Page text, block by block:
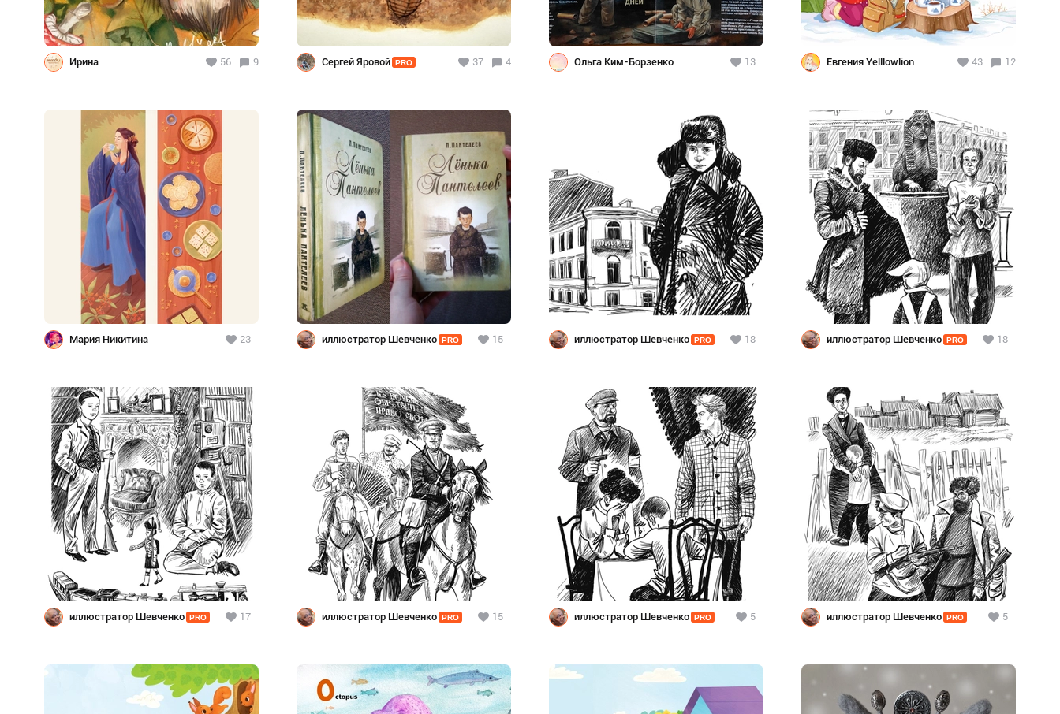
Ирина 56 9 Сергей Яровой PRO 37 4 Ольга Ким-Борзенко 13 Евгения Yelllowlion 43 12
Мария Никитина 23 иллюстратор Шевченко PRO 15 иллюстратор Шевченко PRO 18 иллюстратор Шевченко PRO 18
иллюстратор Шевченко PRO 17 иллюстратор Шевченко PRO 15 иллюстратор Шевченко PRO 5 иллюстратор Шевченко PRO 5